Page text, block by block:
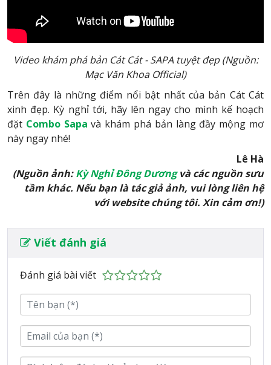
Video khám phá bản Cát Cát - SAPA tuyệt đẹp (Nguồn:
Mạc Văn Khoa Official)
Trên đây là những điểm nổi bật nhất của bản Cát Cát
xinh đẹp. Kỳ nghỉ tới, hãy lên ngay cho mình kế hoạch
đặt Combo Sapa và khám phá bản làng đầy mộng mơ
này ngay nhé!
Lê Hà
(Nguồn ảnh:Kỳ Nghỉ Đông Dươngvà các nguồn sưu
tầm khác. Nếu bạn là tác giả ảnh, vui lòng liên hệ
với website chúng tôi. Xin cảm ơn!)
Viết đánh giá
Đánh giá bài viết